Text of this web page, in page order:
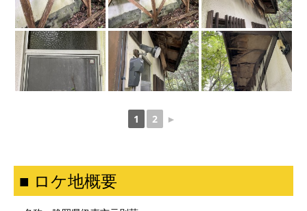
1 2 ►
■ ロケ地概要